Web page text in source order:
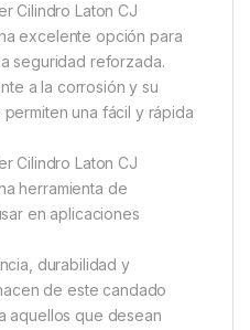
Cilindro Laton CJ
excelente opción para
seguridad reforzada.
a la corrosión y su
una fácil y rápida
Cilindro Laton CJ
herramienta de
en aplicaciones
durabilidad y
de este candado
aquellos que desean